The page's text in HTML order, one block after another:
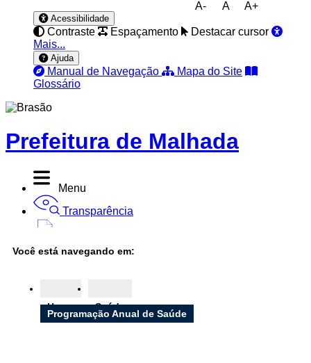
A- A A+
Acessibilidade
Contraste Espaçamento
Destacar cursor
Mais...
Ajuda
Manual de Navegação
Mapa do Site
Glossário
Prefeitura de Malhada
Menu
Transparência
Ouvidoria
e-SIC
Você está navegando em:
Home Saúde
Programação Anual de Saúde